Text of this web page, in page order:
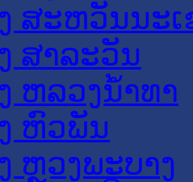
ສະຫວັນນະ
ສາລະວັນ
ຫລວງນໍ້າທາ
ຫົວພັນ
ຫຼວງພະບາງ